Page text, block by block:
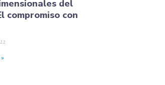
del
compromiso con